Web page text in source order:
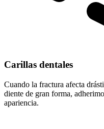
Carillas dentales
Cuando la fractura afecta
diente de gran forma,
apariencia.